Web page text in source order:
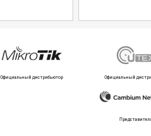
Официальный дистрибьютор Официальный